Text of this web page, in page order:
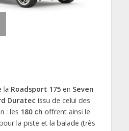
la Roadsport 175en Seven
Duratec issu de celui des
: les 180 ch offrent ainsi le
la piste et la balade (très